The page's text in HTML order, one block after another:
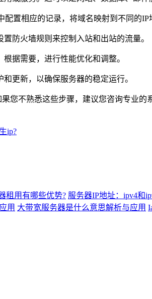
置相应的记录，将域名映射到不同的IP
防火墙规则来控制入站和出站的流量。
据需要，进行性能优化和调整。
更新，以确保服务器的稳定运行。
不熟悉这些步骤，建议您咨询专业的
ip?
租用有哪些优势? 服务器IP地址：ipv4和
用 大带宽服务器是什么意思解析与应用